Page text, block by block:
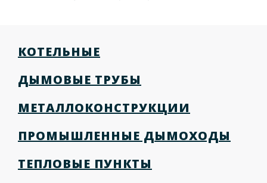
КОТЕЛЬНЫЕ
ДЫМОВЫЕ ТРУБЫ
МЕТАЛЛОКОНСТРУКЦИИ
ПРОМЫШЛЕННЫЕ ДЫМОХОДЫ
ТЕПЛОВЫЕ ПУНКТЫ